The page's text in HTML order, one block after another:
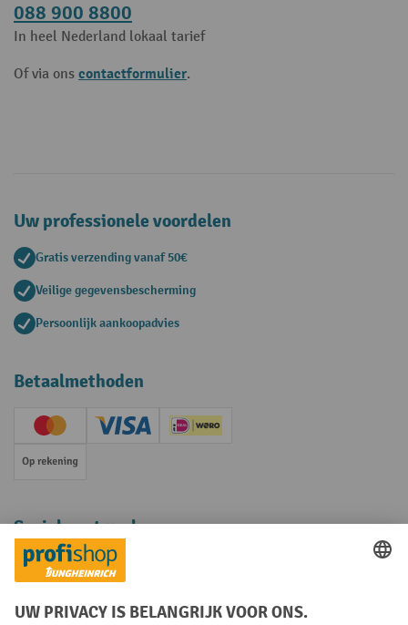
088 900 8800
In heel Nederland lokaal tarief
Of via ons contactformulier.
Uw professionele voordelen
Gratis verzending vanaf 50€
Veilige gegevensbescherming
Persoonlijk aankoopadvies
Betaalmethoden
Creditcard (Master)Creditcard (Visa)iDEAL | Wero
Op rekening
Sociale netwerken
Facebook
YouTube
LinkedInInstagram